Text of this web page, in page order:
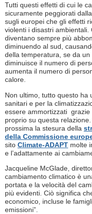
Tutti questi effetti di cui le
sicuramente peggiorati
sugli europei che gli effetti
violenti i disastri
diventano sempre più
diminuendo al sud,
della temperatura, se da
diminuisce il numero di
aumenta il numero di
calore.
Non ultimo, tutto questo ha
sanitari e per la
essere ammortizzati grazie
proprio su questa
prossima la stesura della
della Commissione
sito Climate-ADAPT molte
e l’adattamente ai
Jacqueline McGlade,
cambiamento climatico è
portata e la velocità del
più evidenti. Ciò significa
economico, incluse le
emissioni”.